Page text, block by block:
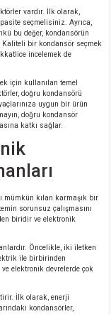
vardır. İlk olarak,
seçmelisiniz. Ayrıca,
bu değer, kondansörün
Kaliteli bir kondansör seçmek
incelemek de
için kullanılan temel
doğru kondansörü
uygun bir ürün
doğru kondansör
katkı sağlar.
mümkün kılan karmaşık bir
sorunsuz çalışmasını
biridir ve elektronik
Öncelikle, iki iletken
ile birbirinden
ve elektronik devrelerde çok
İlk olarak, enerji
kondansörler,